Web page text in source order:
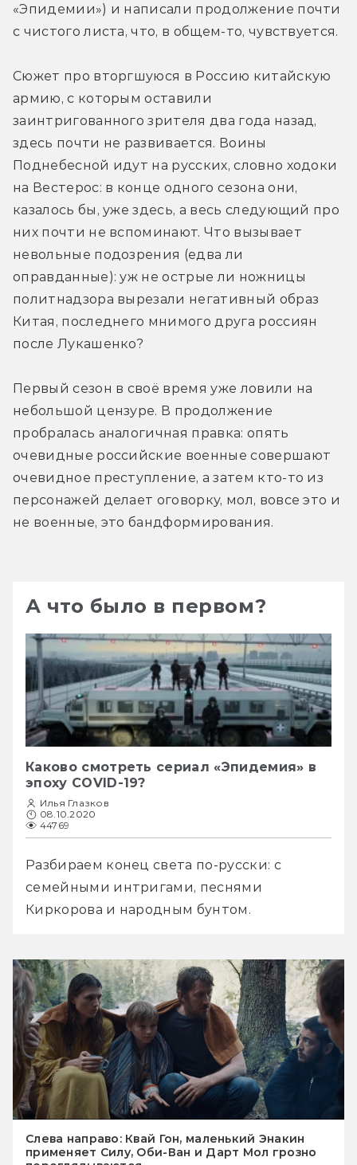
«Эпидемии») и написали продолжение почти
с чистого листа, что, в общем-то, чувствуется.
Сюжет про вторгшуюся в Россию китайскую
армию, с которым оставили
заинтригованного зрителя два года назад,
здесь почти не развивается. Воины
Поднебесной идут на русских, словно ходоки
на Вестерос: в конце одного сезона они,
казалось бы, уже здесь, а весь следующий про
них почти не вспоминают. Что вызывает
невольные подозрения (едва ли
оправданные): уж не острые ли ножницы
политнадзора вырезали негативный образ
Китая, последнего мнимого друга россиян
после Лукашенко?
Первый сезон в своё время уже ловили на
небольшой цензуре. В продолжение
пробралась аналогичная правка: опять
очевидные российские военные совершают
очевидное преступление, а затем кто-то из
персонажей делает оговорку, мол, вовсе это и
не военные, это бандформирования.
А что было в первом?
Каково смотреть сериал «Эпидемия» в
эпоху COVID-19?
Илья Глазков
08.10.2020
44769
Разбираем конец света по-русски: с
семейными интригами, песнями
Киркорова и народным бунтом.
Слева направо: Квай Гон, маленький Энакин
применяет Силу, Оби-Ван и Дарт Мол грозно